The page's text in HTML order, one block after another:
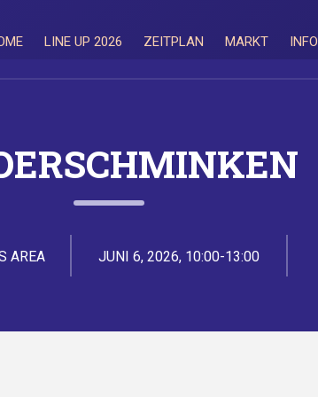
LINE UP 2026 ZEITPLAN MARKT INFO
AREA JUNI 6, 2026, 10:00-13:00